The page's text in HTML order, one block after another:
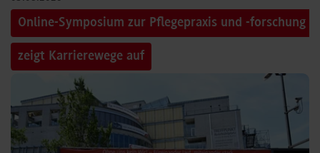
Online-Symposium zur Pflegepraxis und -forschung
zeigt Karrierewege auf